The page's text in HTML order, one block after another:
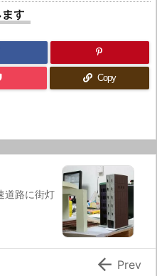
す
Copy
道路に街灯
 Prev